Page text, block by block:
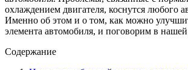
охлаждением двигателя, коснутся любого
Именно об этом и о том, как можно
элемента автомобиля, и поговорим в нашей
Содержание